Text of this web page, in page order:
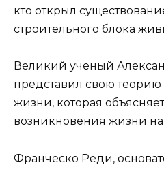
кто открыл
строительного блока
Великий ученый
представил свою
жизни, которая
возникновения жизни
Франческо Реди,